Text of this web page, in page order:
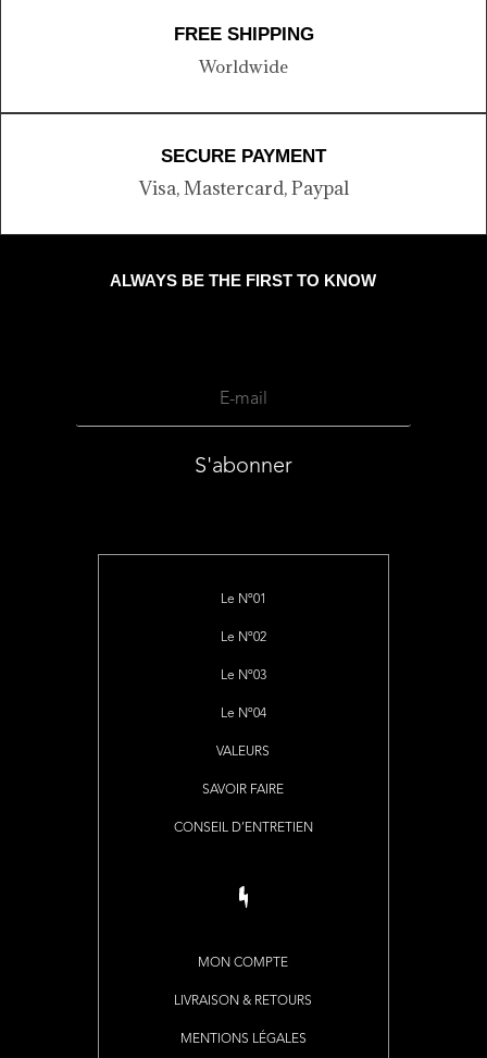
FREE SHIPPING
Worldwide
SECURE PAYMENT
Visa, Mastercard, Paypal
ALWAYS BE THE FIRST TO KNOW
S'abonner
Le Nº01
Le Nº02
Le Nº03
Le Nº04
VALEURS
SAVOIR FAIRE
CONSEIL D’ENTRETIEN
MON COMPTE
LIVRAISON & RETOURS
MENTIONS LÉGALES